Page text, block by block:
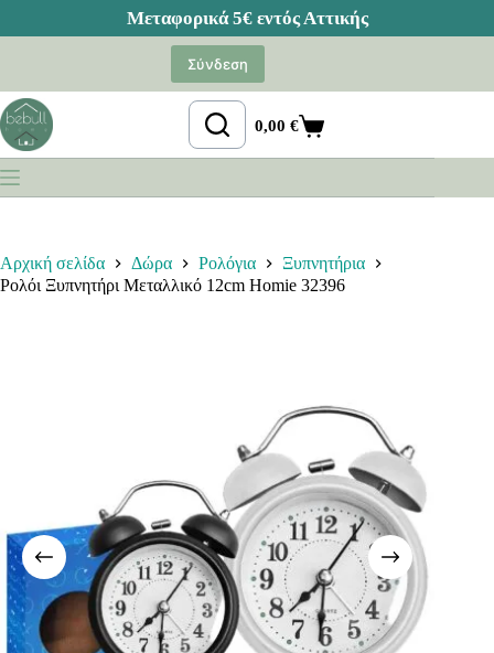
Σύνδεση
Καλάθι
Αγορών
0,00€
Αρχική σελίδα Δώρα Ρολόγια
Ξυπνητήρια
Ρολόι Ξυπνητήρι Μεταλλικό 12cm Homie 32396